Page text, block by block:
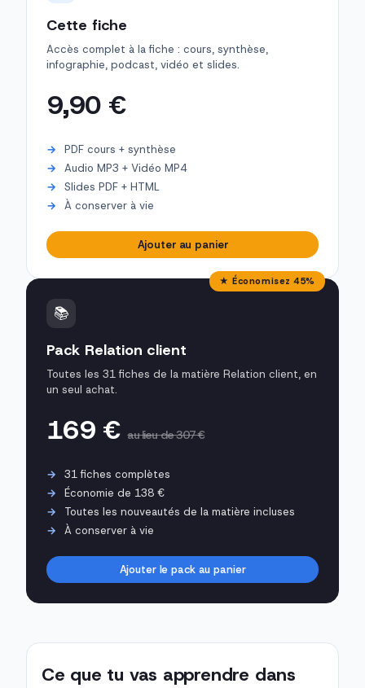
Cette fiche
Accès complet à la fiche : cours, synthèse,
infographie, podcast, vidéo et slides.
9,90 €
PDF cours + synthèse
Audio MP3 + Vidéo MP4
Slides PDF + HTML
À conserver à vie
Ajouter au panier
★ Économisez 45%
📚
Pack Relation client
Toutes les 31 fiches de la matière Relation client, en
un seul achat.
169 €au lieu de 307 €
31 fiches complètes
Économie de 138 €
Toutes les nouveautés de la matière incluses
À conserver à vie
Ajouter le pack au panier
Ce que tu vas apprendre dans